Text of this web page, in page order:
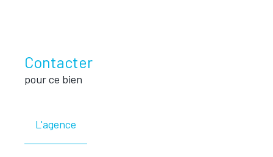
Contacter
pour ce bien
L'agence